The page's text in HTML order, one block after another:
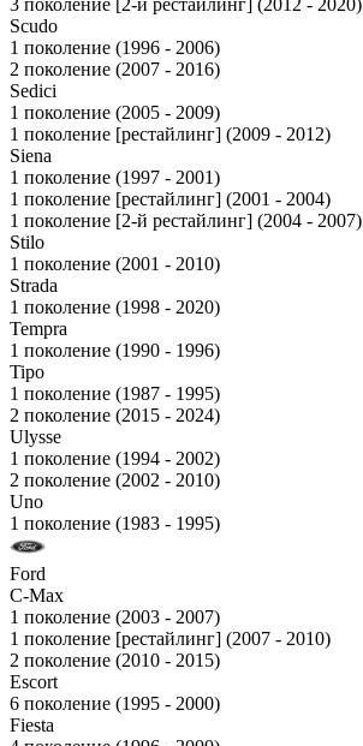
3 поколение [2-й рестайлинг] (2012 - 2020)
Scudo
1 поколение (1996 - 2006)
2 поколение (2007 - 2016)
Sedici
1 поколение (2005 - 2009)
1 поколение [рестайлинг] (2009 - 2012)
Siena
1 поколение (1997 - 2001)
1 поколение [рестайлинг] (2001 - 2004)
1 поколение [2-й рестайлинг] (2004 - 2007)
Stilo
1 поколение (2001 - 2010)
Strada
1 поколение (1998 - 2020)
Tempra
1 поколение (1990 - 1996)
Tipo
1 поколение (1987 - 1995)
2 поколение (2015 - 2024)
Ulysse
1 поколение (1994 - 2002)
2 поколение (2002 - 2010)
Uno
1 поколение (1983 - 1995)
Ford
C-Max
1 поколение (2003 - 2007)
1 поколение [рестайлинг] (2007 - 2010)
2 поколение (2010 - 2015)
Escort
6 поколение (1995 - 2000)
Fiesta